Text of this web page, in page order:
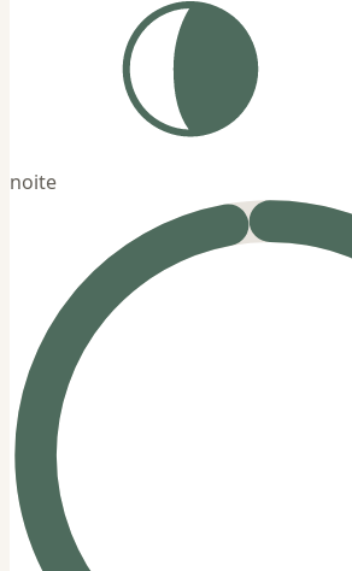
noite